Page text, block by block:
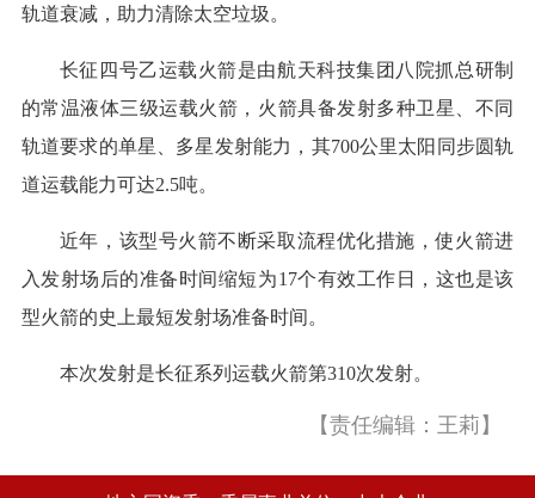
轨道衰减，助力清除太空垃圾。
长征四号乙运载火箭是由航天科技集团八院抓总研制
的常温液体三级运载火箭，火箭具备发射多种卫星、不同
轨道要求的单星、多星发射能力，其700公里太阳同步圆轨
道运载能力可达2.5吨。
近年，该型号火箭不断采取流程优化措施，使火箭进
入发射场后的准备时间缩短为17个有效工作日，这也是该
型火箭的史上最短发射场准备时间。
本次发射是长征系列运载火箭第310次发射。
【责任编辑：王莉】